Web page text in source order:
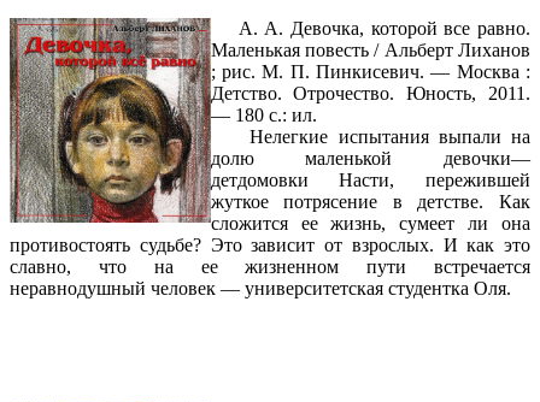
А. А. Девочка, которой все равно.
Маленькая повесть / Альберт Лиханов
; рис. М. П. Пинкисевич. — Москва :
Детство. Отрочество. Юность, 2011.
— 180 с.: ил.
Нелегкие испытания выпали на
долю маленькой девочки—
детдомовки Насти, пережившей
жуткое потрясение в детстве. Как
сложится ее жизнь, сумеет ли она
противостоять судьбе? Это зависит от взрослых. И как это
славно, что на ее жизненном пути встречается
неравнодушный человек — университетская студентка Оля.